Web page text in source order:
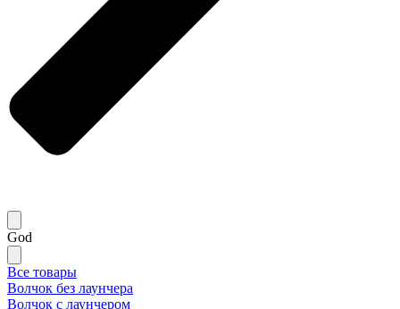
God
Все товары
Волчок без лаунчера
Волчок с лаунчером